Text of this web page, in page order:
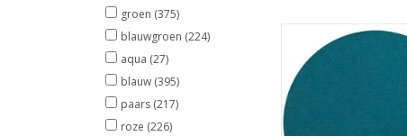
groen (375)
blauwgroen (224)
aqua (27)
blauw (395)
paars (217)
roze (226)
wolvilt
TOEVOEGEN AAN